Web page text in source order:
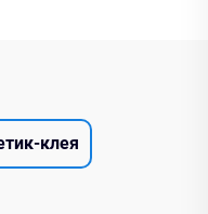
клея